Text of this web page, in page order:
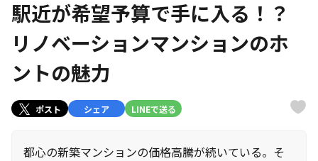
駅近が希望予算で手に入る！？
リノベーションマンションのホ
ントの魅力
ポスト シェア LINEで送る
都心の新築マンションの価格高騰が続いている。そ